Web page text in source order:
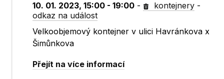
10. 01. 2023, 15:00 - 19:00 - kontejnery -
odkaz na událost
Velkoobjemový kontejner v ulici Havránkova x
Šimůnkova
Přejít na více informací